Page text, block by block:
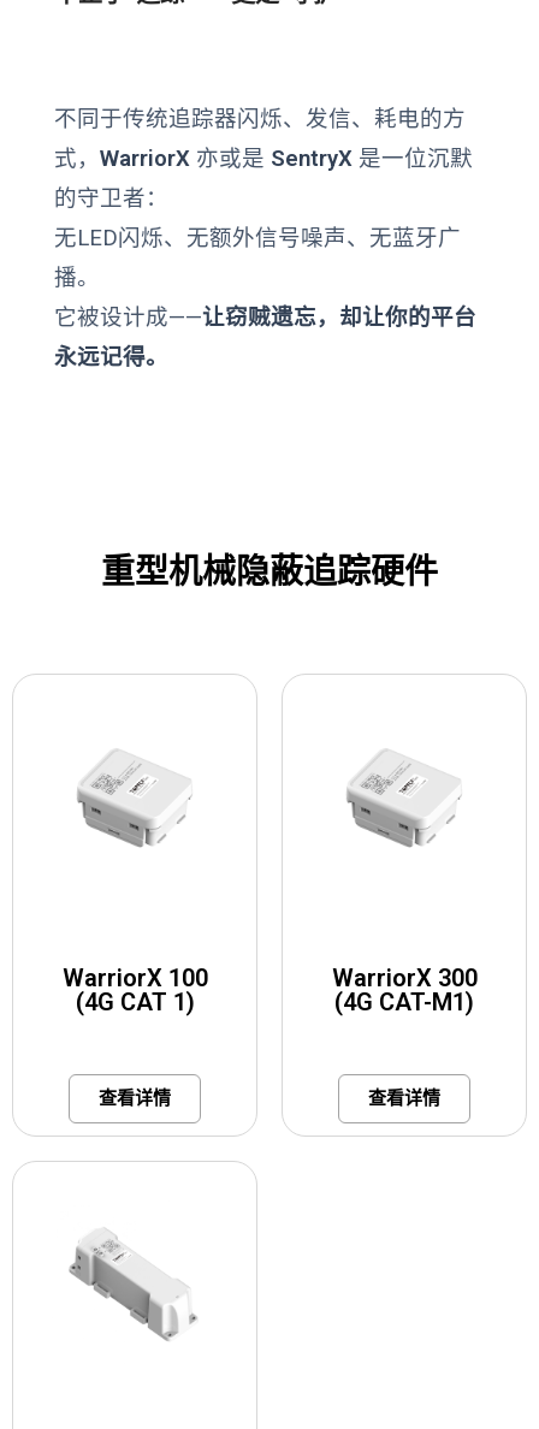
不同于传统追踪器闪烁、发信、耗电的方
式， WarriorX 亦或是 SentryX 是一位沉默
的守卫者：
无LED闪烁、无额外信号噪声、无蓝牙广
播。
它被设计成——让窃贼遗忘，却让你的平台
永远记得。
重型机械隐蔽追踪硬件
WarriorX 100
(4G CAT 1)
查看详情
WarriorX 300
(4G CAT-M1)
查看详情